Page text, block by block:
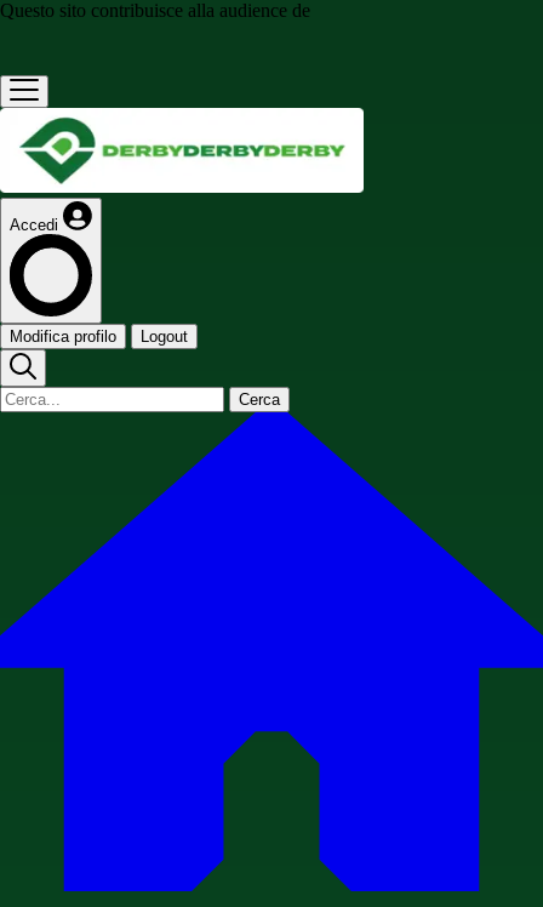
Questo sito contribuisce alla audience de
Accedi
Modifica profilo Logout
Cerca